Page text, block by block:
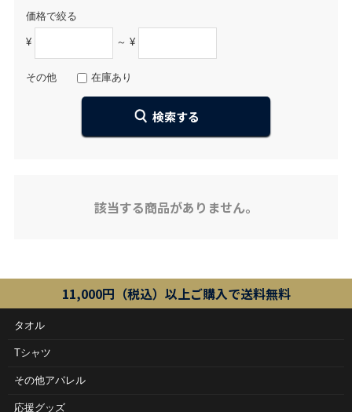
価格で絞る
¥ ～ ¥
その他 在庫あり
該当する商品がありません。
11,000円（税込）以上ご購入で送料無料
タオル
Tシャツ
その他アパレル
応援グッズ